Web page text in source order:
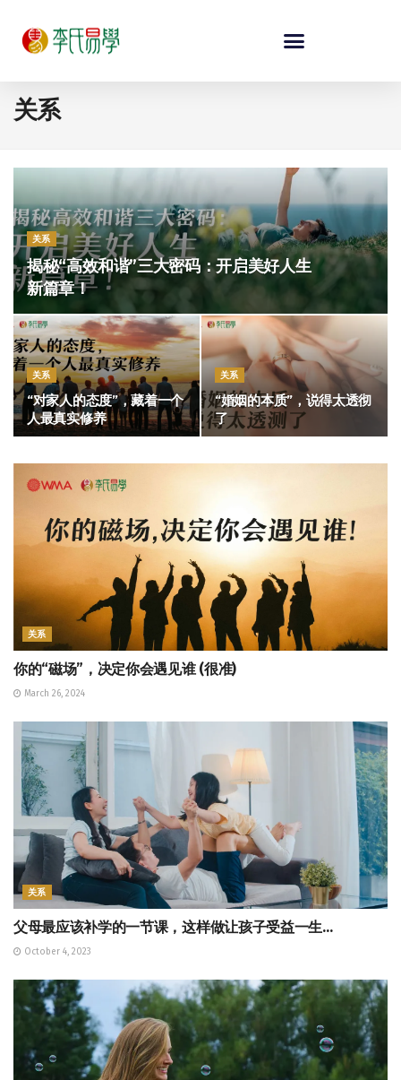
关系
关系
揭秘“高效和谐”三大密码：开启美好人生
新篇章！
关系
“对家人的态度”，藏着一个
人最真实修养
关系
“婚姻的本质”，说得太透彻
了
关系
你的“磁场”，决定你会遇见谁 (很准)
March 26, 2024
关系
父母最应该补学的一节课，这样做让孩子受益一生…
October 4, 2023